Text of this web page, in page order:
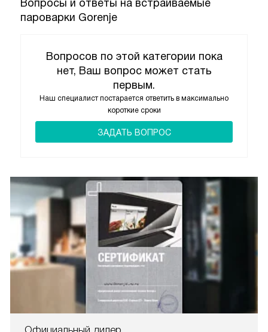
Вопросы и ответы на встраиваемые
пароварки Gorenje
Вопросов по этой категории пока
нет, Ваш вопрос может стать
первым.
Наш специалист постарается ответить в максимально
короткие сроки
ЗАДАТЬ ВОПРОС